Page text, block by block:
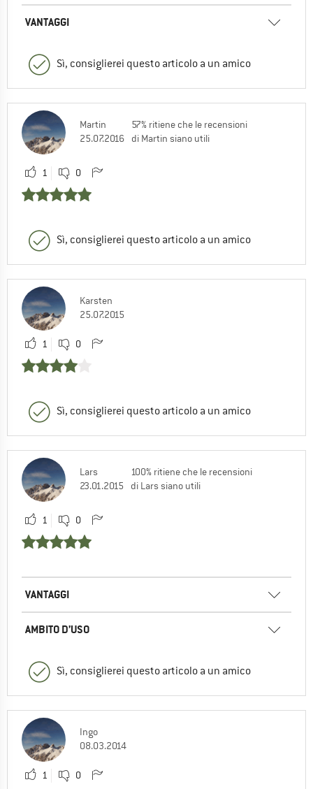
VANTAGGI
Sì, consiglierei questo articolo a un amico
Martin
25.07.2016
57% ritiene che le recensioni
di Martin siano utili
1 0
Sì, consiglierei questo articolo a un amico
Karsten
25.07.2015
1 0
Sì, consiglierei questo articolo a un amico
Lars
23.01.2015
100% ritiene che le recensioni
di Lars siano utili
1 0
VANTAGGI
AMBITO D’USO
Sì, consiglierei questo articolo a un amico
Ingo
08.03.2014
1 0